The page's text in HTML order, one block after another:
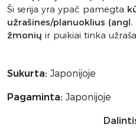
Ši serija yra ypač pamėgta
užrašines/planuoklius
žmonių ir puikiai tinka
Sukurta: Japonijoje
Pagaminta: Japonijoje